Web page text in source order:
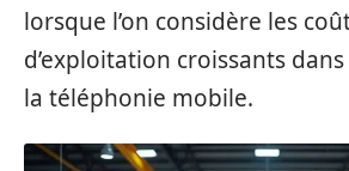
lorsque l’on considère les
d’exploitation croissants
la téléphonie mobile.